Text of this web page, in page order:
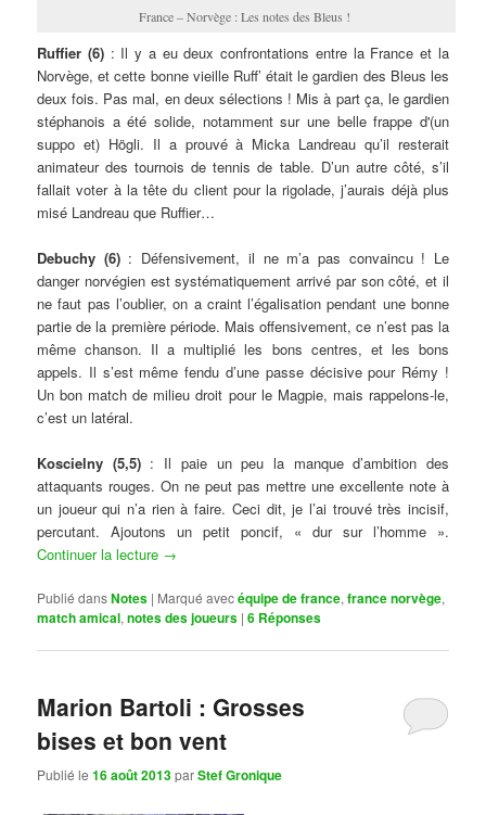
France – Norvège : Les notes des Bleus !
Ruffier (6) : Il y a eu deux confrontations entre la France et la
Norvège, et cette bonne vieille Ruff’ était le gardien des Bleus les
deux fois. Pas mal, en deux sélections ! Mis à part ça, le gardien
stéphanois a été solide, notamment sur une belle frappe d'(un
suppo et) Högli. Il a prouvé à Micka Landreau qu’il resterait
animateur des tournois de tennis de table. D’un autre côté, s’il
fallait voter à la tête du client pour la rigolade, j’aurais déjà plus
misé Landreau que Ruffier…
Debuchy (6): Défensivement, il ne m’a pas convaincu ! Le
danger norvégien est systématiquement arrivé par son côté, et il
ne faut pas l’oublier, on a craint l’égalisation pendant une bonne
partie de la première période. Mais offensivement, ce n’est pas la
même chanson. Il a multiplié les bons centres, et les bons
appels. Il s’est même fendu d’une passe décisive pour Rémy !
Un bon match de milieu droit pour le Magpie, mais rappelons-le,
c’est un latéral.
Koscielny (5,5): Il paie un peu la manque d’ambition des
attaquants rouges. On ne peut pas mettre une excellente note à
un joueur qui n’a rien à faire. Ceci dit, je l’ai trouvé très incisif,
percutant. Ajoutons un petit poncif, « dur sur l’homme ».
Continuer la lecture →
Publié dansNotes | Marqué avecéquipe de france,france norvège,
match amical,notes des joueurs |6 Réponses
Marion Bartoli : Grosses
bises et bon vent
Publié le16 août 2013parStef Gronique